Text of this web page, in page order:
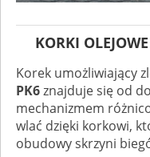
KORKI
Korek umożliwiający
PK6znajduje się od
mechanizmem
wlać dzięki korkowi,
obudowy skrzyni